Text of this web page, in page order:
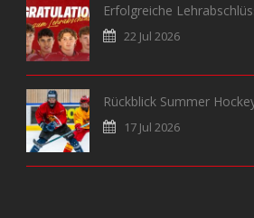
Erfolgreiche
22 Jul 2026
Rückblick Summer
17 Jul 2026